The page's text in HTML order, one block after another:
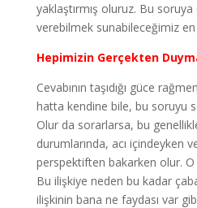
yaklaştırmış oluruz. Bu
verebilmek sunabileceğimiz
Hepimizin Gerçekten
Cevabının taşıdığı güce
hatta kendine bile, bu soruyu
Olur da sorarlarsa, bu
durumlarında, acı içindeyken
perspektiften bakarken olur.
Bu ilişkiye neden bu kadar
ilişkinin bana ne faydası var